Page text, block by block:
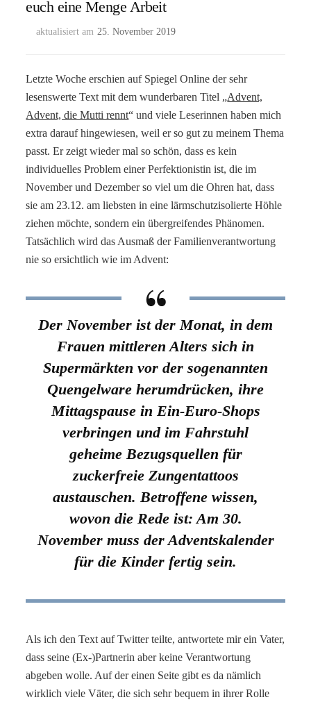
euch eine Menge Arbeit
aktualisiert am 25. November 2019
Letzte Woche erschien auf Spiegel Online der sehr
lesenswerte Text mit dem wunderbaren Titel „Advent,
Advent, die Mutti rennt“ und viele Leserinnen haben mich
extra darauf hingewiesen, weil er so gut zu meinem Thema
passt. Er zeigt wieder mal so schön, dass es kein
individuelles Problem einer Perfektionistin ist, die im
November und Dezember so viel um die Ohren hat, dass
sie am 23.12. am liebsten in eine lärmschutzisolierte Höhle
ziehen möchte, sondern ein übergreifendes Phänomen.
Tatsächlich wird das Ausmaß der Familienverantwortung
nie so ersichtlich wie im Advent:
Der November ist der Monat, in dem
Frauen mittleren Alters sich in
Supermärkten vor der sogenannten
Quengelware herumdrücken, ihre
Mittagspause in Ein-Euro-Shops
verbringen und im Fahrstuhl
geheime Bezugsquellen für
zuckerfreie Zungentattoos
austauschen. Betroffene wissen,
wovon die Rede ist: Am 30.
November muss der Adventskalender
für die Kinder fertig sein.
Als ich den Text auf Twitter teilte, antwortete mir ein Vater,
dass seine (Ex-)Partnerin aber keine Verantwortung
abgeben wolle. Auf der einen Seite gibt es da nämlich
wirklich viele Väter, die sich sehr bequem in ihrer Rolle